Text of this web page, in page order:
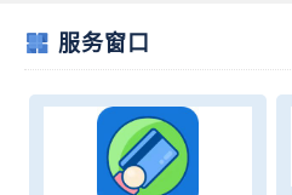
服务窗口